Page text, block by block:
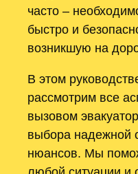
часто –
быстро и
возникшую на
В этом
рассмотрим все
вызовом
выбора надежной
нюансов. Мы